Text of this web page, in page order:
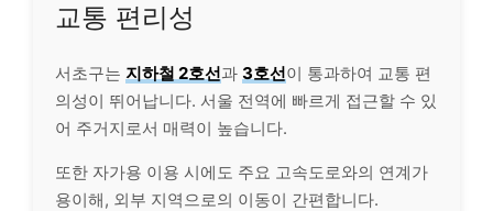
교통 편리성
서초구는 지하철 2호선과 3호선이 통과하여 교통 편
의성이 뛰어납니다. 서울 전역에 빠르게 접근할 수 있
어 주거지로서 매력이 높습니다.
또한 자가용 이용 시에도 주요 고속도로와의 연계가
용이해, 외부 지역으로의 이동이 간편합니다.